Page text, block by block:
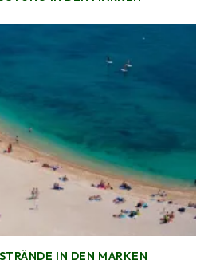
IN DEN MARKEN